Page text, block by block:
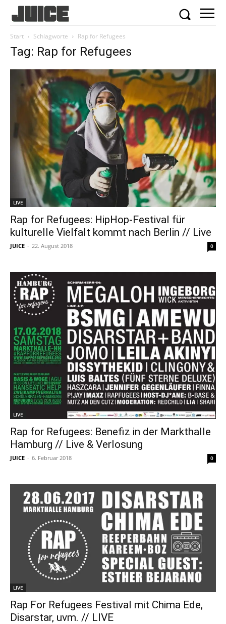
Start Schlagworte Rap for Refugees
Tag: Rap for Refugees
LIVE
Rap for Refugees: HipHop-Festival für
kulturelle Vielfalt kommt nach Berlin // Live
JUICE - 22. August 2018 0
LIVE
Rap for Refugees: Benefiz in der Markthalle
Hamburg // Live & Verlosung
JUICE - 6. Februar 2018 0
LIVE
Rap For Refugees Festival mit Chima Ede,
Disarstar, uvm. // LIVE